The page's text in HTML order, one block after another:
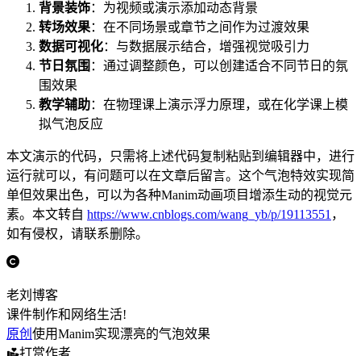
背景装饰：为视频或演示添加动态背景
转场效果：在不同场景或章节之间作为过渡效果
数据可视化：与数据展示结合，增强视觉吸引力
节日氛围 ：通过调整颜色，可以创建适合不同节日的氛
围效果
教学辅助：在物理课上演示浮力原理，或在化学课上模
拟气泡反应
本文演示的代码，只需将上述代码复制粘贴到编辑器中，进行
运行就可以，有问题可以在文章后留言。这个气泡特效实现简
单但效果出色，可以为各种Manim动画项目增添生动的视觉元
素。本文转自 https://www.cnblogs.com/wang_yb/p/19113551 ，
如有侵权，请联系删除。
老刘博客
课件制作和网络生活!
原创 使用Manim实现漂亮的气泡效果